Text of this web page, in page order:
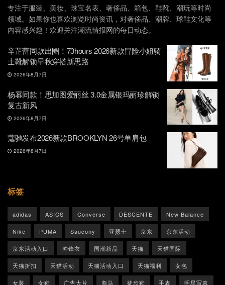
专注于服装、美妆、珠宝名表、奢侈品、箱包、鞋靴、潮玩等时尚
领域。如果你也喜欢浏览时尚资讯，对奢侈品、潮牌、球鞋文化等
内容感兴趣！欢迎关注潮流情报网的每日动态。
辛芷蕾同款出圈！73hours 2026新款冒险小姐骑
士靴解锁早秋穿搭新思路
2026年8月7日
杨幂同款！思加图爱丽丝 3.0金属银玛丽珍解锁
复古新风
2026年8月7日
蔻驰发布2026新款BROOKLYN 26号单肩包
2026年8月7日
标签
adidas ASICS Converse DESCENTE New Balance
Nike PUMA Saucony 亚瑟士 京东 京东活动
京东活动入口 冲锋衣 国潮新品 天猫 天猫国际
天猫折扣 天猫活动 天猫活动入口 天猫福利 女包
女装 女鞋 广告大片 彪马 徒步鞋 手表 明星写真